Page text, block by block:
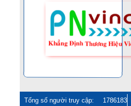
Tổng số người truy cập: 1786183